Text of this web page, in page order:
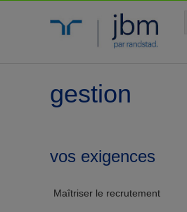
gestion
vos exigences
Maîtriser le recrutement